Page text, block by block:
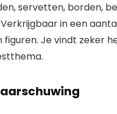
servetten, borden,
in een
figuren. Je vindt zeker